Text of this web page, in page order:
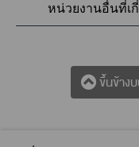
หน่วยงานอื่นที่เ
ขึ้นข้าง